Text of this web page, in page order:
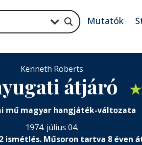
Mutatók
Kenneth Roberts
átjáró ★
mű magyar hangjáték-változata
1974. július 04.
ismétlés. Műsoron tartva 8 éven